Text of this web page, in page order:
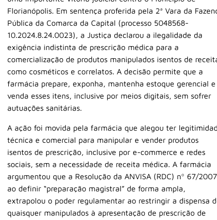
Florianópolis. Em sentença proferida pela 2ª Vara da
Pública da Comarca da Capital (processo 5048568-
10.2024.8.24.0023), a Justiça declarou a ilegalidade da
exigência indistinta de prescrição médica para a
comercialização de produtos manipulados isentos de
como cosméticos e correlatos. A decisão permite que a
farmácia prepare, exponha, mantenha estoque gerencial e
venda esses itens, inclusive por meios digitais, sem sofrer
autuações sanitárias.
A ação foi movida pela farmácia que alegou ter
técnica e comercial para manipular e vender produtos
isentos de prescrição, inclusive por e-commerce e redes
sociais, sem a necessidade de receita médica. A farmácia
argumentou que a Resolução da ANVISA (RDC) nº 67/
ao definir “preparação magistral” de forma ampla,
extrapolou o poder regulamentar ao restringir a dispensa
quaisquer manipulados à apresentação de prescrição de